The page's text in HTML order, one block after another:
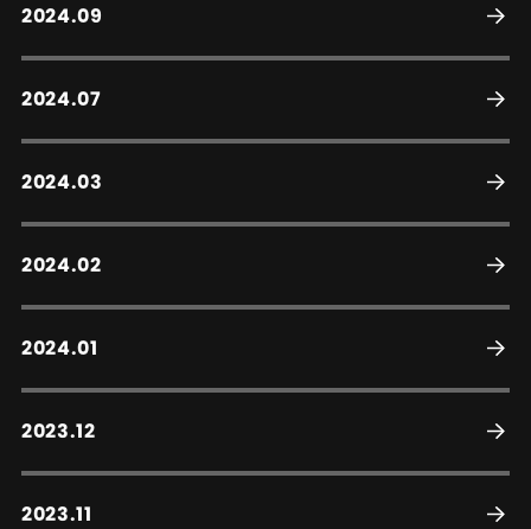
2024.09
2024.07
2024.03
2024.02
2024.01
2023.12
2023.11